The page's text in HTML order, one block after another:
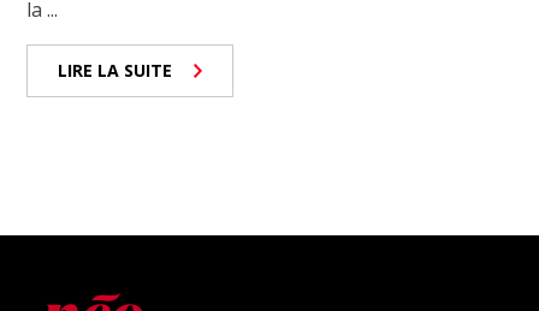
la ...
LIRE LA SUITE